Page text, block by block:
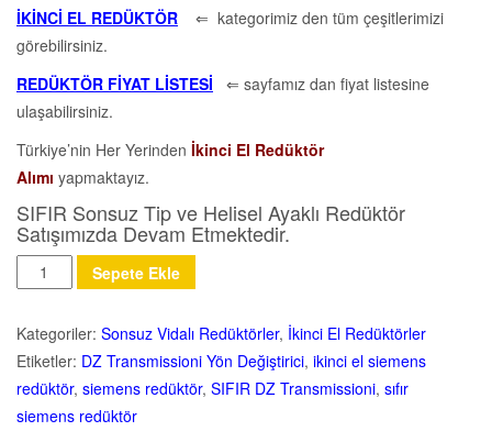
İKİNCİ EL REDÜKTÖR ⇐ kategorimiz den tüm çeşitlerimizi
görebilirsiniz.
REDÜKTÖR FİYAT LİSTESİ ⇐ sayfamız dan fiyat listesine
ulaşabilirsiniz.
Türkiye’nin Her Yerinden İkinci El Redüktör
Alımı yapmaktayız.
SIFIR Sonsuz Tip ve Helisel Ayaklı Redüktör
Satışımızda Devam Etmektedir.
Miktar Sepete Ekle
Kategoriler: Sonsuz Vidalı Redüktörler, İkinci El Redüktörler
Etiketler: DZ Transmissioni Yön Değiştirici, ikinci el siemens
redüktör, siemens redüktör, SIFIR DZ Transmissioni, sıfır
siemens redüktör